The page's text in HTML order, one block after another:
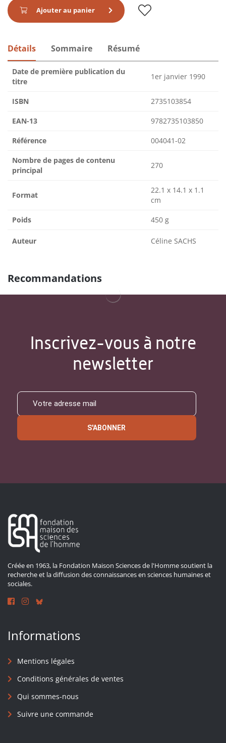
Ajouter au panier
Détails Sommaire Résumé
Date de première publication du
titre
1er janvier 1990
ISBN 2735103854
EAN-13 9782735103850
Référence 004041-02
Nombre de pages de contenu
principal
270
Format
22.1 x 14.1 x 1.1
cm
Poids 450 g
Auteur Céline SACHS
Recommandations
Inscrivez-vous à notre
newsletter
S'ABONNER
Créée en 1963, la Fondation Maison Sciences de l'Homme soutient la
recherche et la diffusion des connaissances en sciences humaines et
sociales.
Informations
Mentions légales
Conditions générales de ventes
Qui sommes-nous
Suivre une commande